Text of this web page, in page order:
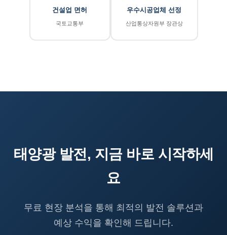
건설업 면허
국토교통부
우수시공업체 선정
산업통상자원부 장관상
태양광 발전, 지금 바로 시작하세
요
무료 현장 분석을 통해 최적의 발전 솔루션과
예상 수익을 확인해 드립니다.